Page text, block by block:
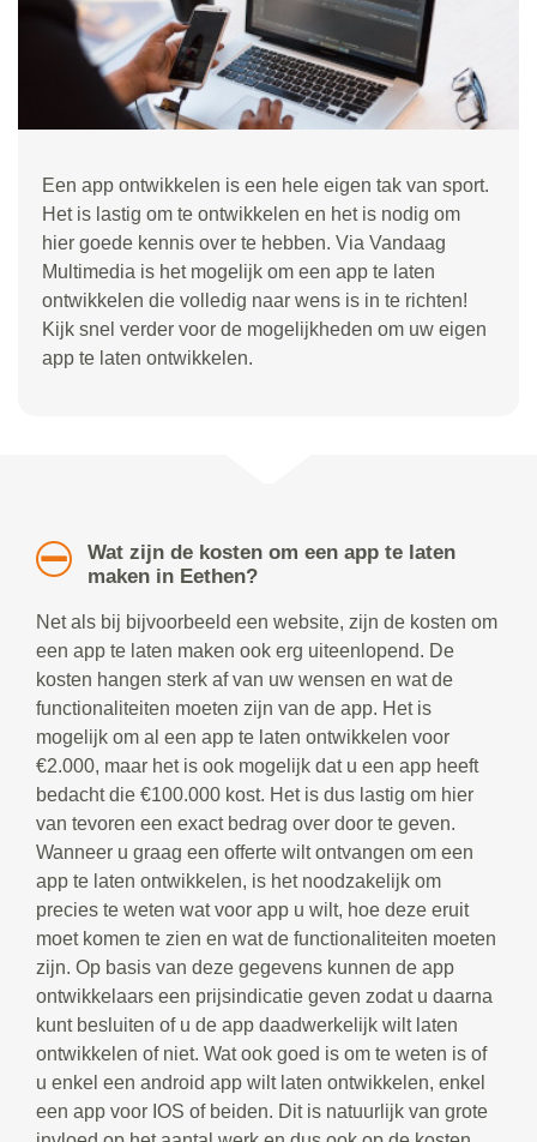
Een app ontwikkelen is een hele eigen tak van sport.
Het is lastig om te ontwikkelen en het is nodig om
hier goede kennis over te hebben. Via Vandaag
Multimedia is het mogelijk om een app te laten
ontwikkelen die volledig naar wens is in te richten!
Kijk snel verder voor de mogelijkheden om uw eigen
app te laten ontwikkelen.
Wat zijn de kosten om een app te laten
maken in Eethen?
Net als bij bijvoorbeeld een website, zijn de kosten om
een app te laten maken ook erg uiteenlopend. De
kosten hangen sterk af van uw wensen en wat de
functionaliteiten moeten zijn van de app. Het is
mogelijk om al een app te laten ontwikkelen voor
€2.000, maar het is ook mogelijk dat u een app heeft
bedacht die €100.000 kost. Het is dus lastig om hier
van tevoren een exact bedrag over door te geven.
Wanneer u graag een offerte wilt ontvangen om een
app te laten ontwikkelen, is het noodzakelijk om
precies te weten wat voor app u wilt, hoe deze eruit
moet komen te zien en wat de functionaliteiten moeten
zijn. Op basis van deze gegevens kunnen de app
ontwikkelaars een prijsindicatie geven zodat u daarna
kunt besluiten of u de app daadwerkelijk wilt laten
ontwikkelen of niet. Wat ook goed is om te weten is of
u enkel een android app wilt laten ontwikkelen, enkel
een app voor IOS of beiden. Dit is natuurlijk van grote